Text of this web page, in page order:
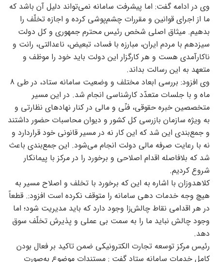
وی در ادامه گفت: اما پیشرفت سامانه نمی‌تواند دلیل آن باشد که
ما از اجرای قوانین و مقررات چشم‌پوشی کرده و اجازه تخلّف را
بدهیم. میثاق اصلی شخص رئیس محترم جمهوری و کل دولت
سیزدهم با مردم ایران، مبارزه با فساد، تبعیض، ناعدالتی، رانت و
ناکارآمدی هست و هر کارگزار این دولت باید خود را موظف و
متعهد به این رسالت بداند.
وی افزود: بررسی ابعاد مختلف و وضعیت سامانه ستاد، در طی 8
ماه و با جلسات متعدّد کارشناسی انجام شد. در این مسیر
متخصصین خبره حقوقی، فنّی و مالی در کنار نهادهای نظارتی و
به ویژه سازمان بازرسی کل کشور و دیوان محاسبات حضور داشتند
و جمع‌بندی این شد که این کار نه در مسیر قانونی خود قراردارد و
نه با رعایت صرفه مالی دولت انجام می‌شود. این جمع‌بندی باعث
شد که بلافاصله اقدام اصلاحی و برخورد را در مرکز با پیمانکار
شروع کردیم.
کلاهدوزان با اشاره به این که برخورد با تخلف و اصلاح مسیر به
هیچ وجه خدمات دهی سامانه را متوقف نکرده است افزود:. قطعاً
در هر اقدامی نقاط چالش‌زا وجود دارد که باید مدیریت شود؛ اما
وجود چالش‌ نباید ما را به سمت بی عملی و پذیرش تخلّف سوق
دهد.
رئیس مرکز توسعه تجارت الکترونیکی ضمن تاکید بر فعال بودن
کامل خدمات سامانه ستاد گفت : مستندات موضوع به‌صورت